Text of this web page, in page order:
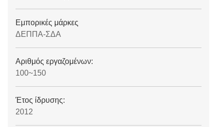
Εμπορικές μάρκες
ΔΕΠΠΑ-ΣΔΑ
Αριθμός εργαζομένων:
100~150
Έτος ίδρυσης:
2012